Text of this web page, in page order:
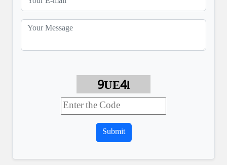
9UE4l